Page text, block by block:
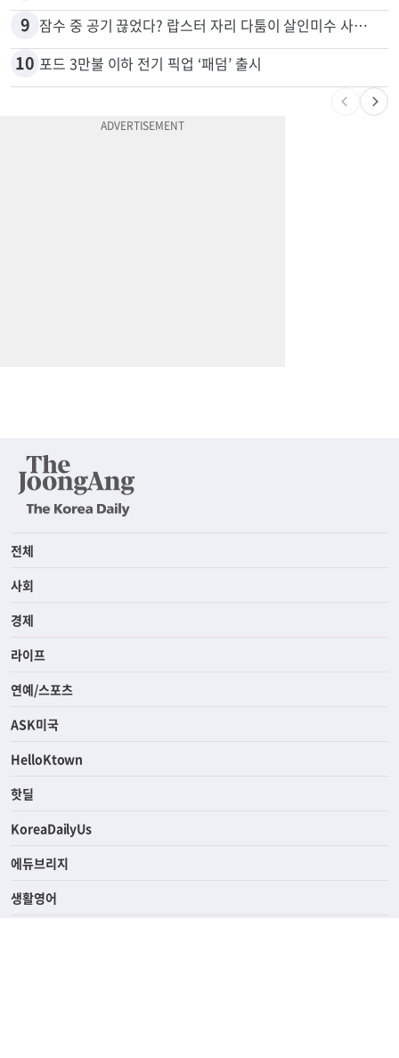
9 잠수 중 공기 끊었다? 랍스터 자리 다툼이 살인미수 사건으로
10 포드 3만불 이하 전기 픽업 ‘패덤’ 출시
전체
사회
경제
라이프
연예/스포츠
ASK미국
HelloKtown
핫딜
KoreaDailyUs
에듀브리지
생활영어